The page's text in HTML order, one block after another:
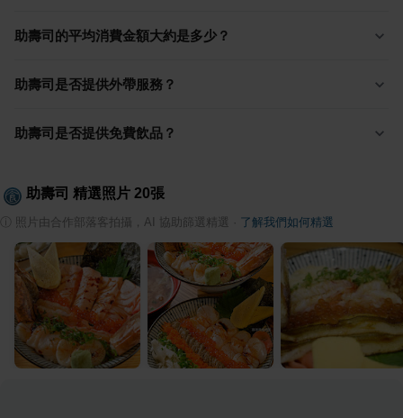
助壽司的平均消費金額大約是多少？
助壽司是否提供外帶服務？
助壽司是否提供免費飲品？
助壽司 精選照片 20張
照片由合作部落客拍攝，AI 協助篩選精選 了解我們如何精選